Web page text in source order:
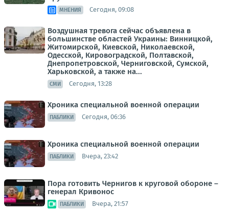
МНЕНИЯ Сегодня, 09:08
Воздушная тревога сейчас объявлена в
большинстве областей Украины: Винницкой,
Житомирской, Киевской, Николаевской,
Одесской, Кировоградской, Полтавской,
Днепропетровской, Черниговской, Сумской,
Харьковской, а также на...
СМИ Сегодня, 13:28
Хроника специальной военной операции
ПАБЛИКИ Сегодня, 06:36
Хроника специальной военной операции
ПАБЛИКИ Вчера, 23:42
Пора готовить Чернигов к круговой обороне –
генерал Кривонос
ПАБЛИКИ Вчера, 21:57